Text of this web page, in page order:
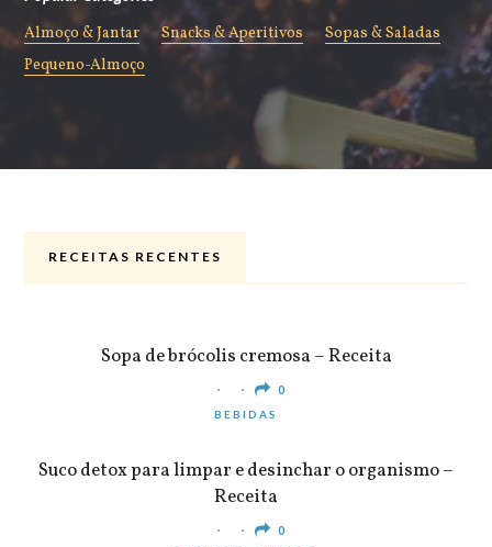
Almoço & Jantar Snacks & Aperitivos
Sopas & Saladas
Pequeno-Almoço
RECEITAS RECENTES
Sopa de brócolis cremosa – Receita
0
BEBIDAS
Suco detox para limpar e desinchar o organismo –
Receita
0